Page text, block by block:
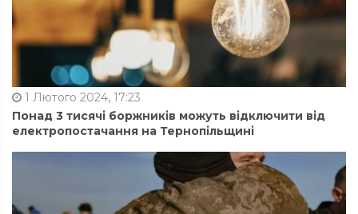
1 Лютого 2024, 17:23
Понад 3 тисячі боржників можуть відключити від
електропостачання на Тернопільщині